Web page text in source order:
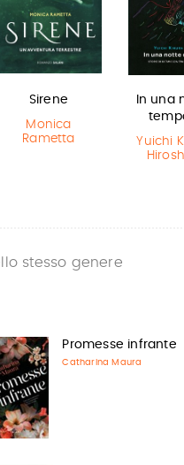
Sirene
Monica
Rametta
In una
Yuichi
stesso genere
Promesse infrante
Catharina Maura